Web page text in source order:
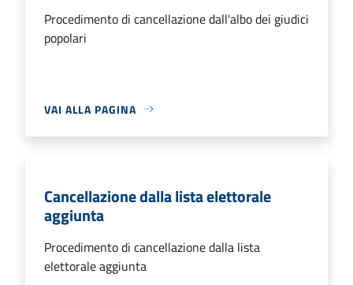
Procedimento di cancellazione dall'albo dei giudici
popolari
VAI ALLA PAGINA
Cancellazione dalla lista elettorale
aggiunta
Procedimento di cancellazione dalla lista
elettorale aggiunta